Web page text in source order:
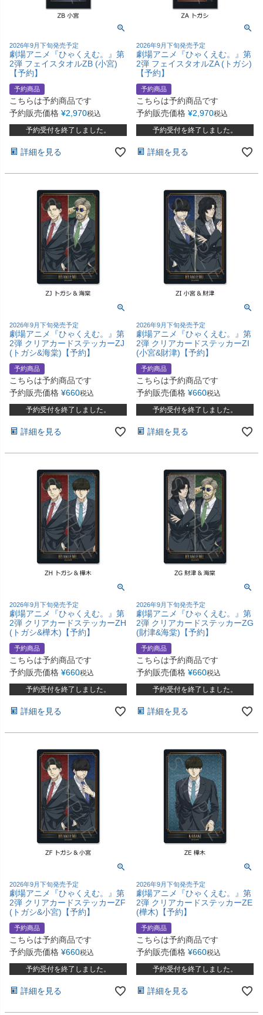
2026年9月下旬発売予定
劇場アニメ『ひゃくえむ。』第
2弾 フェイスタオルZB (小宮)
【予約】
予約商品
こちらは予約商品です
予約販売価格 ¥2,970税込
予約受付を終了しました。
詳細を見る
2026年9月下旬発売予定
劇場アニメ『ひゃくえむ。』第
2弾 フェイスタオルZA (トガシ)
【予約】
予約商品
こちらは予約商品です
予約販売価格 ¥2,970税込
予約受付を終了しました。
詳細を見る
2026年9月下旬発売予定
劇場アニメ『ひゃくえむ。』第
2弾 クリアカードステッカーZJ
(トガシ&海棠)【予約】
予約商品
こちらは予約商品です
予約販売価格 ¥660税込
予約受付を終了しました。
詳細を見る
2026年9月下旬発売予定
劇場アニメ『ひゃくえむ。』第
2弾 クリアカードステッカーZI
(小宮&財津)【予約】
予約商品
こちらは予約商品です
予約販売価格 ¥660税込
予約受付を終了しました。
詳細を見る
2026年9月下旬発売予定
劇場アニメ『ひゃくえむ。』第
2弾 クリアカードステッカーZH
(トガシ&樺木)【予約】
予約商品
こちらは予約商品です
予約販売価格 ¥660税込
予約受付を終了しました。
詳細を見る
2026年9月下旬発売予定
劇場アニメ『ひゃくえむ。』第
2弾 クリアカードステッカーZG
(財津&海棠)【予約】
予約商品
こちらは予約商品です
予約販売価格 ¥660税込
予約受付を終了しました。
詳細を見る
2026年9月下旬発売予定
劇場アニメ『ひゃくえむ。』第
2弾 クリアカードステッカーZF
(トガシ&小宮)【予約】
予約商品
こちらは予約商品です
予約販売価格 ¥660税込
予約受付を終了しました。
詳細を見る
2026年9月下旬発売予定
劇場アニメ『ひゃくえむ。』第
2弾 クリアカードステッカーZE
(樺木)【予約】
予約商品
こちらは予約商品です
予約販売価格 ¥660税込
予約受付を終了しました。
詳細を見る